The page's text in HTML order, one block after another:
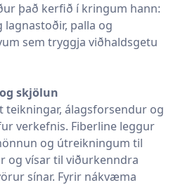
það kerfið í kringum hann:
lagnastoðir, palla og
sem tryggja viðhaldsgetu
skjölun
álagsforsendur og
verkefnis. Fiberline leggur
og útreikningum til
og vísar til viðurkenndra
sínar. Fyrir nákvæma